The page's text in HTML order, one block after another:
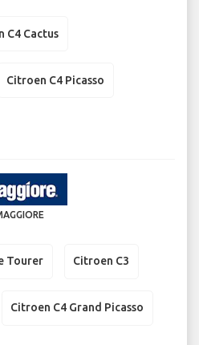
C4 Cactus
Citroen C4 Picasso
Tourer Citroen C3
Citroen C4 Grand Picasso